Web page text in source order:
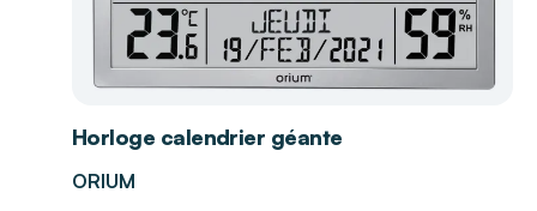
Horloge calendrier géante
ORIUM